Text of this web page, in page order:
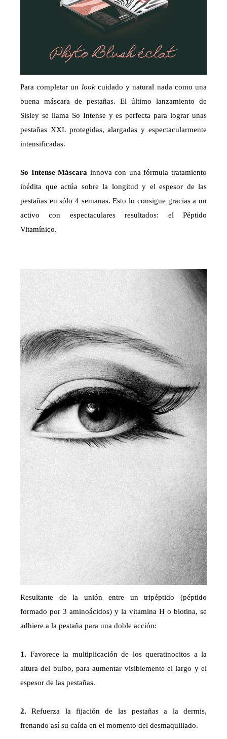
Para completar un lookcuidado y natural nada como una
buena máscara de pestañas. El último lanzamiento de
Sisley se llama So Intense y es perfecta para lograr unas
pestañas XXL protegidas, alargadas y espectacularmente
intensificadas.
So Intense Máscara innova con una fórmula tratamiento
inédita que actúa sobre la longitud y el espesor de las
pestañas en sólo 4 semanas. Esto lo consigue gracias a un
activo con espectaculares resultados: el Péptido
Vitamínico.
Resultante de la unión entre un tripéptido (péptido
formado por 3 aminoácidos) y la vitamina H o biotina, se
adhiere a la pestaña para una doble acción:
1. Favorece la multiplicación de los queratinocitos a la
altura del bulbo, para aumentar visiblemente el largo y el
espesor de las pestañas.
2. Refuerza la fijación de las pestañas a la dermis,
frenando así su caída en el momento del desmaquillado.